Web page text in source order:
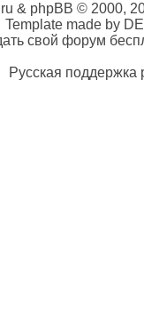
& phpBB © 2000,
Template made by
свой форум
Русская поддержка